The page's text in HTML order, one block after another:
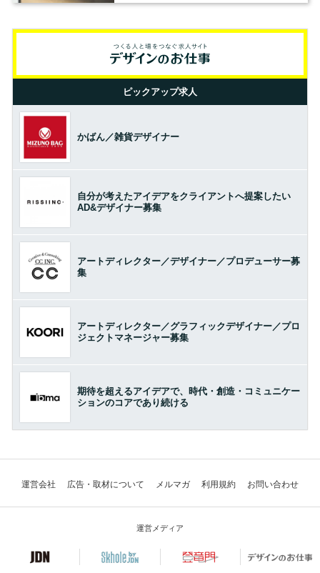
ピックアップ求人
かばん／雑貨デザイナー
自分が考えたアイデアをクライアントへ提案したい
AD&デザイナー募集
アートディレクター／デザイナー／プロデューサー募
集
アートディレクター／グラフィックデザイナー／プロ
ジェクトマネージャー募集
期待を超えるアイデアで、時代・創造・コミュニケー
ションのコアであり続ける
運営会社 広告・取材について メルマガ 利用規約 お問い合わせ
運営メディア